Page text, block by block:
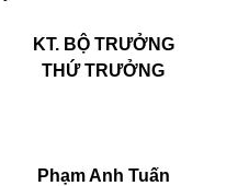
KT. BỘ TRƯỞNG
THỨ TRƯỞNG
Phạm Anh Tuấn